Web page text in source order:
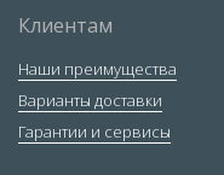
Клиентам
Наши преимущества
Варианты доставки
Гарантии и сервисы